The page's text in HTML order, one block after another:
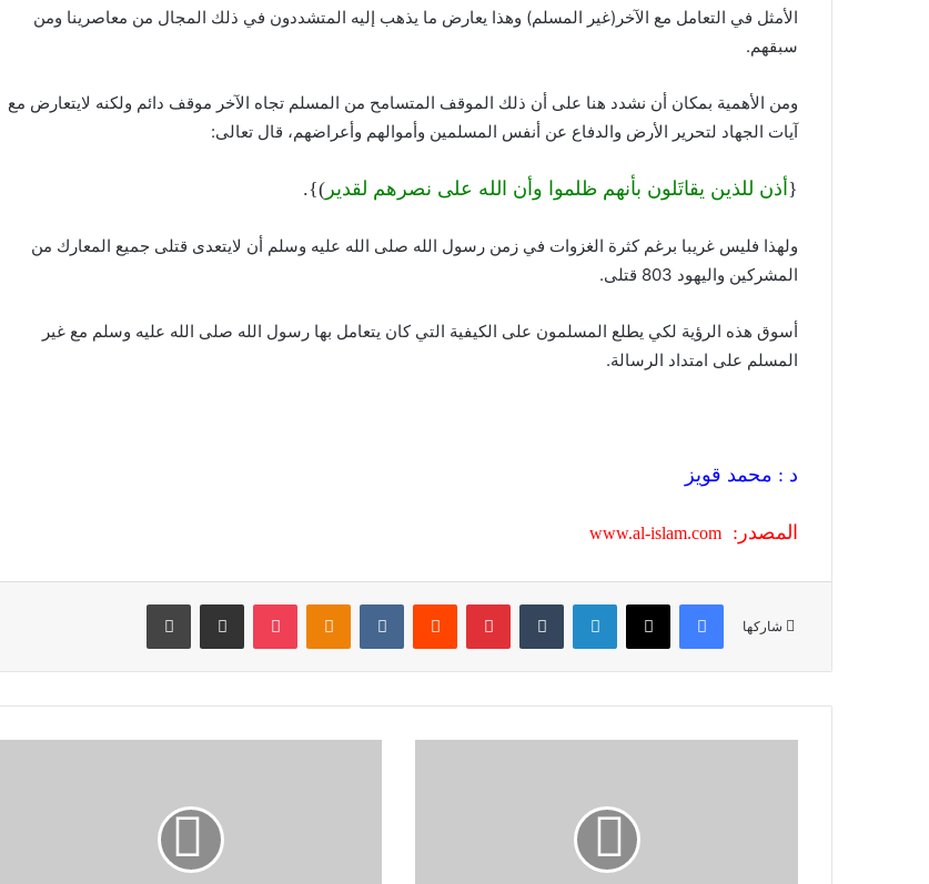
الأمثل في التعامل مع الآخر(غير المسلم) وهذا يعارض ما يذهب إليه المتشددون في ذلك المجال من معاصرينا ومن
سبقهم.
ومن الأهمية بمكان أن نشدد هنا على أن ذلك الموقف المتسامح من المسلم تجاه الآخر موقف دائم ولكنه لايتعارض مع
آيات الجهاد لتحرير الأرض والدفاع عن أنفس المسلمين وأموالهم وأعراضهم، قال تعالى:
{ أذن للذين يقاتَلون بأنهم ظلموا وأن الله على نصرهم لقدير )}.
ولهذا فليس غريبا برغم كثرة الغزوات في زمن رسول الله صلى الله عليه وسلم أن لايتعدى قتلى جميع المعارك من
المشركين واليهود 803 قتلى.
أسوق هذه الرؤية لكي يطلع المسلمون على الكيفية التي كان يتعامل بها رسول الله صلى الله عليه وسلم مع غير
المسلم على امتداد الرسالة.
د : محمد قويز
المصدر: www.al-islam.com
شاركها
فيسبوك لينكدإن بينتيريست بوكيت